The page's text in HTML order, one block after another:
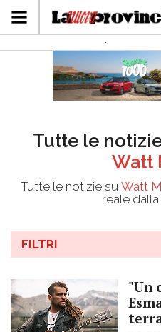
Tutte le
Watt
Tutte le notizie su Watt
reale
FILTRI
"Un